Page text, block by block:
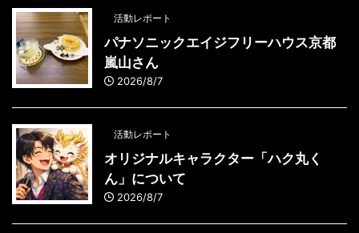
活動レポート
パナソニックエイジフリーハウス京都
嵐山さん
2026/8/7
活動レポート
オリジナルキャラクター「ハク丸く
ん」について
2026/8/7